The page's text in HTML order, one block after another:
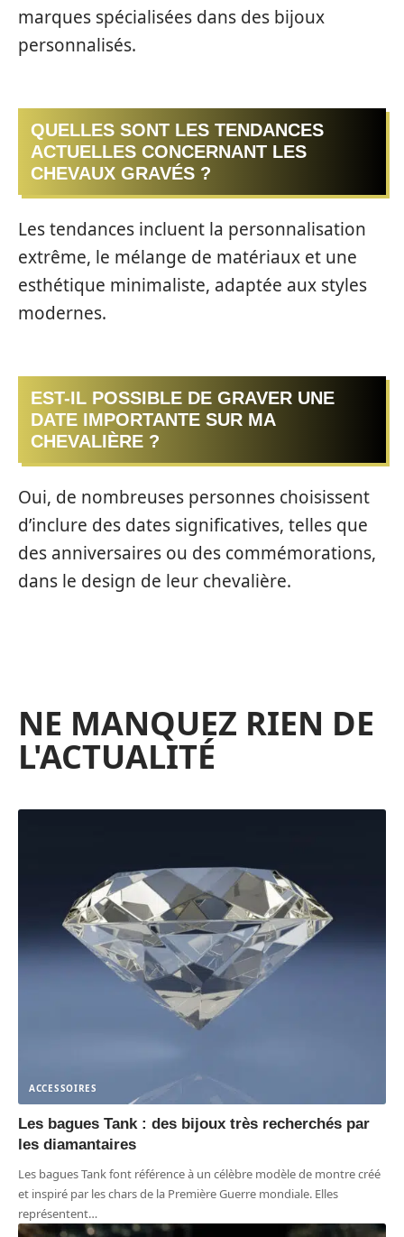
marques spécialisées dans des bijoux
personnalisés.
QUELLES SONT LES TENDANCES
ACTUELLES CONCERNANT LES
CHEVAUX GRAVÉS ?
Les tendances incluent la personnalisation
extrême, le mélange de matériaux et une
esthétique minimaliste, adaptée aux styles
modernes.
EST-IL POSSIBLE DE GRAVER UNE
DATE IMPORTANTE SUR MA
CHEVALIÈRE ?
Oui, de nombreuses personnes choisissent
d’inclure des dates significatives, telles que
des anniversaires ou des commémorations,
dans le design de leur chevalière.
NE MANQUEZ RIEN DE
L'ACTUALITÉ
ACCESSOIRES
Les bagues Tank : des bijoux très recherchés par
les diamantaires
Les bagues Tank font référence à un célèbre modèle de montre créé
et inspiré par les chars de la Première Guerre mondiale. Elles
représentent…